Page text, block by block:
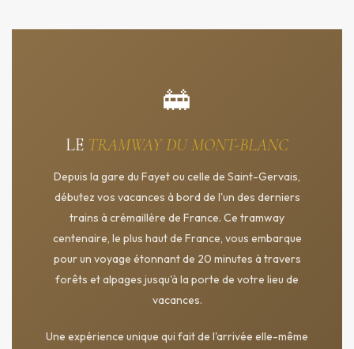
🚋
LE TRAMWAY DU MONT-BLANC
Depuis la gare du Fayet ou celle de Saint-Gervais,
débutez vos vacances à bord de l'un des derniers
trains à crémaillère de France. Ce tramway
centenaire, le plus haut de France, vous embarque
pour un voyage étonnant de 20 minutes à travers
forêts et alpages jusqu'à la porte de votre lieu de
vacances.
Une expérience unique qui fait de l'arrivée elle-même